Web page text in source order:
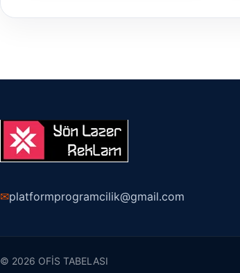
✉platformprogramcilik@gmail.com
© 2026 OFİS TABELASI